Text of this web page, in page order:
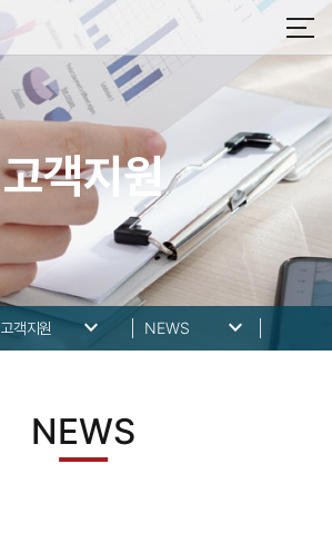
고객지원
고객지원 keyboard_arrow_down NEWS keyboard_arrow_down
NEWS